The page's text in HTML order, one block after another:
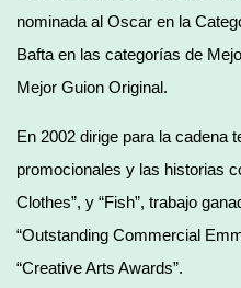
nominada al Oscar en la
Bafta en las categorías de
Mejor Guion Original.
En 2002 dirige para la cadena
promocionales y las historias
Clothes”, y “Fish”, trabajo
“Outstanding Commercial
“Creative Arts Awards”.